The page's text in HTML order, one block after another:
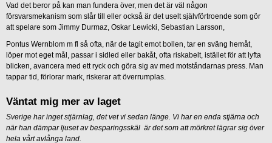
Vad det beror på kan man fundera över, men det är väl någon
försvarsmekanism som slår till eller också är det uselt självförtroende som gör
att spelare som Jimmy Durmaz, Oskar Lewicki, Sebastian Larsson,
Pontus Wernblom m fl så ofta, när de tagit emot bollen, tar en sväng hemåt,
löper mot eget mål, passar i sidled eller bakåt, ofta riskabelt, istället för att lyfta
blicken, avancera med ett ryck och göra sig av med motståndarnas press. Man
tappar tid, förlorar mark, riskerar att överrumplas.
Väntat mig mer av laget
Sverige har inget stjärnlag, det vet vi sedan länge. Vi har en enda stjärna och
när han dämpar ljuset av besparingsskäl är det som att mörkret lägrar sig över
hela vårt avlånga land.